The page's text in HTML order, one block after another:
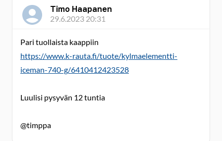
Timo Haapanen
29.6.2023 20:31
Pari tuollaista kaappiin
https://www.k-rauta.fi/tuote/kylmaelementti-
iceman-740-g/6410412423528
Luulisi pysyvän 12 tuntia
@timppa